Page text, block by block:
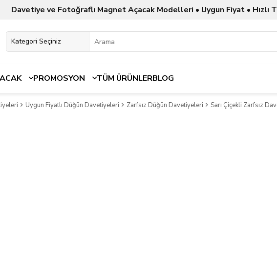
Davetiye ve Fotoğraflı Magnet Açacak Modelleri • Uygun Fiyat • Hızlı
PROMOSYON TÜM ÜRÜNLERBLOG
Uygun Fiyatlı Düğün Davetiyeleri Zarfsız Düğün Davetiyeleri Sarı Çiçekli Zarfsız